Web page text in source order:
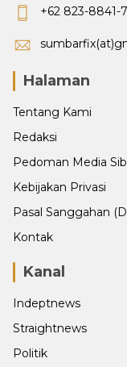
+62 823-8841-
Halaman
Tentang Kami
Redaksi
Pedoman Media
Kebijakan Privasi
Pasal Sanggahan
Kontak
Kanal
Indeptnews
Straightnews
Politik